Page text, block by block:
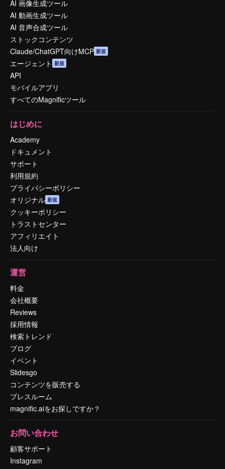
AI 画像生成ツール
AI 動画生成ツール
AI 音声合成ツール
ストックコンテンツ
Claude/ChatGPT向けMCP 新規
エージェント 新規
API
モバイルアプリ
すべてのMagnificツール
はじめに
Academy
ドキュメント
サポート
利用規約
プライバシーポリシー
オリジナル 新規
クッキーポリシー
トラストセンター
アフィリエイト
法人向け
運営
料金
会社概要
Reviews
採用情報
検索トレンド
ブログ
イベント
Slidesgo
コンテンツを販売する
プレスルーム
magnific.aiをお探しですか？
お問い合わせ
顧客サポート
Instagram